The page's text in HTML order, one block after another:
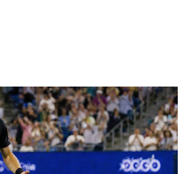
देखते हुए इस दुविधा के पीछे की